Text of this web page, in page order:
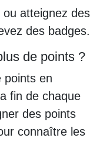
ou atteignez
recevez des
de points
points en
la fin de
gagner